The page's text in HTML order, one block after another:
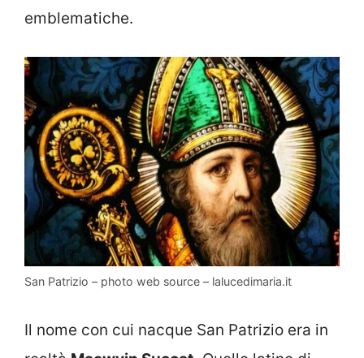
emblematiche.
San Patrizio – photo web source – lalucedimaria.it
Il nome con cui nacque San Patrizio era in